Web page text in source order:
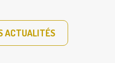
ACTUALITÉS